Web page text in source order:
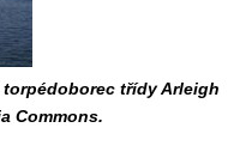
torpédoborec třídy Arleigh
Commons.